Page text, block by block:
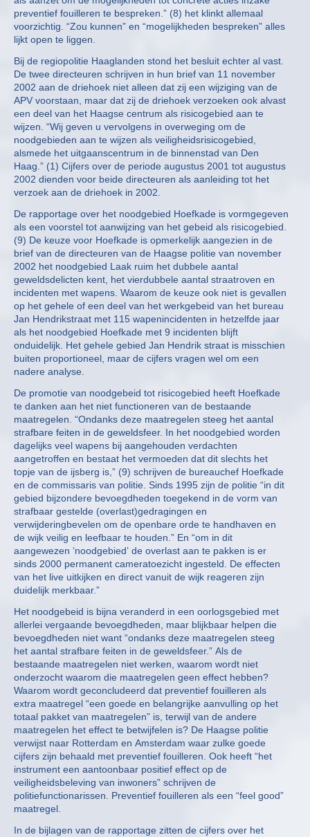
preventief fouilleren te bespreken.” (8) het klinkt allemaal
voorzichtig. “Zou kunnen” en “mogelijkheden bespreken” alles
lijkt open te liggen.
Bij de regiopolitie Haaglanden stond het besluit echter al vast.
De twee directeuren schrijven in hun brief van 11 november
2002 aan de driehoek niet alleen dat zij een wijziging van de
APV voorstaan, maar dat zij de driehoek verzoeken ook alvast
een deel van het Haagse centrum als risicogebied aan te
wijzen. “Wij geven u vervolgens in overweging om de
noodgebieden aan te wijzen als veiligheidsrisicogebied,
alsmede het uitgaanscentrum in de binnenstad van Den
Haag.” (1) Cijfers over de periode augustus 2001 tot augustus
2002 dienden voor beide directeuren als aanleiding tot het
verzoek aan de driehoek in 2002.
De rapportage over het noodgebied Hoefkade is vormgegeven
als een voorstel tot aanwijzing van het gebeid als risicogebied.
(9) De keuze voor Hoefkade is opmerkelijk aangezien in de
brief van de directeuren van de Haagse politie van november
2002 het noodgebied Laak ruim het dubbele aantal
geweldsdelicten kent, het vierdubbele aantal straatroven en
incidenten met wapens. Waarom de keuze ook niet is gevallen
op het gehele of een deel van het werkgebeid van het bureau
Jan Hendrikstraat met 115 wapenincidenten in hetzelfde jaar
als het noodgebied Hoefkade met 9 incidenten blijft
onduidelijk. Het gehele gebied Jan Hendrik straat is misschien
buiten proportioneel, maar de cijfers vragen wel om een
nadere analyse.
De promotie van noodgebeid tot risicogebied heeft Hoefkade
te danken aan het niet functioneren van de bestaande
maatregelen. “Ondanks deze maatregelen steeg het aantal
strafbare feiten in de geweldsfeer. In het noodgebied worden
dagelijks veel wapens bij aangehouden verdachten
aangetroffen en bestaat het vermoeden dat dit slechts het
topje van de ijsberg is,” (9) schrijven de bureauchef Hoefkade
en de commissaris van politie. Sinds 1995 zijn de politie “in dit
gebied bijzondere bevoegdheden toegekend in de vorm van
strafbaar gestelde (overlast)gedragingen en
verwijderingbevelen om de openbare orde te handhaven en
de wijk veilig en leefbaar te houden.” En “om in dit
aangewezen ‘noodgebied’ de overlast aan te pakken is er
sinds 2000 permanent cameratoezicht ingesteld. De effecten
van het live uitkijken en direct vanuit de wijk reageren zijn
duidelijk merkbaar.”
Het noodgebeid is bijna veranderd in een oorlogsgebied met
allerlei vergaande bevoegdheden, maar blijkbaar helpen die
bevoegdheden niet want “ondanks deze maatregelen steeg
het aantal strafbare feiten in de geweldsfeer.” Als de
bestaande maatregelen niet werken, waarom wordt niet
onderzocht waarom die maatregelen geen effect hebben?
Waarom wordt geconcludeerd dat preventief fouilleren als
extra maatregel “een goede en belangrijke aanvulling op het
totaal pakket van maatregelen” is, terwijl van de andere
maatregelen het effect te betwijfelen is? De Haagse politie
verwijst naar Rotterdam en Amsterdam waar zulke goede
cijfers zijn behaald met preventief fouilleren. Ook heeft “het
instrument een aantoonbaar positief effect op de
veiligheidsbeleving van inwoners” schrijven de
politiefunctionarissen. Preventief fouilleren als een “feel good”
maatregel.
In de bijlagen van de rapportage zitten de cijfers over het